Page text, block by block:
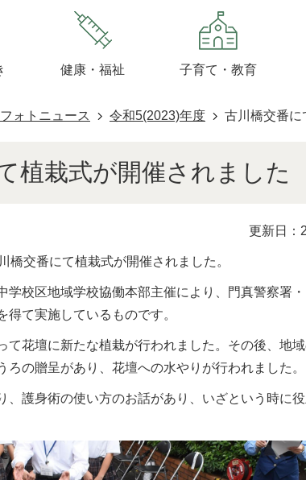
健康・福祉 子育て・教育
フォトニュース 令和5(2023)年度 古川橋交番に
植栽式が開催されました
更新日：
橋交番にて植栽式が開催されました。
学校区地域学校協働本部主催により、門真警察署
て実施しているものです。
て花壇に新たな植栽が行われました。その後、地
ろの贈呈があり、花壇への水やりが行われました。
、護身術の使い方のお話があり、いざという時に